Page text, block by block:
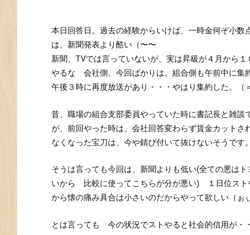
本日回答日。過去の経験からいけば、一時金何ぞ小
は、新聞発表より酷い（〜〜
新聞、TVでは言っていないが、実は昇級が４月から
やるな 会社側。今回ばかりは、組合側も午前中に集
午後３時に再度放送があり・・・やはり集約した。（
昔、職場の組合支部委員やっていた時に書記長と雑
が、前回やった時は、会社回答変わらず賃金カット
なくなった宝刀は、今や錆び付いて抜けないそうです。
そうは言っても今回は、新聞よりも低い(全ての悪は
いから 比較に使ってこちらが分が悪い) １日位スト
から懐の痛み具合は小さいのだからやって欲しい（ぉ
とは言っても 今の状況でストやると社会的信用が・